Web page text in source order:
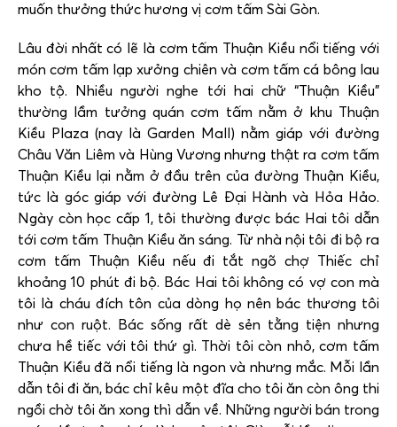
muốn thưởng thức hương vị cơm tấm Sài Gòn.
Lâu đời nhất có lẽ là cơm tấm Thuận Kiều nổi tiếng với
món cơm tấm lạp xưởng chiên và cơm tấm cá bông lau
kho tộ. Nhiều người nghe tới hai chữ “Thuận Kiều”
thường lầm tưởng quán cơm tấm nằm ở khu Thuận
Kiều Plaza (nay là Garden Mall) nằm giáp với đường
Châu Văn Liêm và Hùng Vương nhưng thật ra cơm tấm
Thuận Kiều lại nằm ở đầu trên của đường Thuận Kiều,
tức là góc giáp với đường Lê Đại Hành và Hỏa Hảo.
Ngày còn học cấp 1, tôi thường được bác Hai tôi dẫn
tới cơm tấm Thuận Kiều ăn sáng. Từ nhà nội tôi đi bộ ra
cơm tấm Thuận Kiều nếu đi tắt ngõ chợ Thiếc chỉ
khoảng 10 phút đi bộ. Bác Hai tôi không có vợ con mà
tôi là cháu đích tôn của dòng họ nên bác thương tôi
như con ruột. Bác sống rất dè sẻn tằng tiện nhưng
chưa hề tiếc với tôi thứ gì. Thời tôi còn nhỏ, cơm tấm
Thuận Kiều đã nổi tiếng là ngon và nhưng mắc. Mỗi lần
dẫn tôi đi ăn, bác chỉ kêu một đĩa cho tôi ăn còn ông thi
ngồi chờ tôi ăn xong thì dẫn về. Những người bán trong